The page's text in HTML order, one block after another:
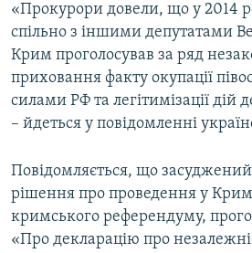
«Прокурори довели, що у 2014
спільно з іншими депутатами
Крим проголосував за ряд
приховання факту окупації
силами РФ та легітимізації дій
– йдеться у повідомленні
Повідомляється, що
рішення про проведення у
кримського референдуму,
«Про декларацію про